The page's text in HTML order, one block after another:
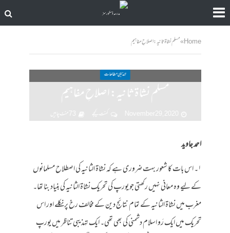
Home
»مسلم نشاۃ ثانیہ: اصلاحِ مفاہیم
تہذیبی مطالعات
مسلم نشاۃ ثانیہ: اصلاحِ مفاہیم
November 29, 2020 کمنت کیجے 73 منٹ چاہیں
احمد جاوید
۱۔ اس بات کا شعور بہت ضروری ہے کہ نشاۃ الثانیہ کی اصطلاح مسلمانوں
کے لیے وہ معانی نہیں رکھتی جو یورپ کی تحریک نشاۃ الثانیہ کی بنیاد بنا تھا۔
مغرب میں نشاۃ الثانیہ کے تمام نتائج دین کے مخالف رخ پر نکلے اور اس
تحریک میں ایک رَو اسلام دشمنی کی بھی تھی۔ ایک تہذیبی تناظر میں یورپ